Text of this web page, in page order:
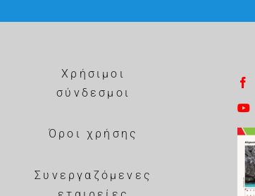
Χρήσιμοι
σύνδεσμοι
Όροι χρήσης
Συνεργαζόμενες